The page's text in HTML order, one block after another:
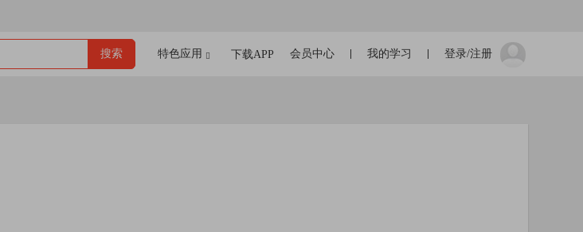
搜索 特色应用 下载APP 登录/注册
我的学习
会员中心